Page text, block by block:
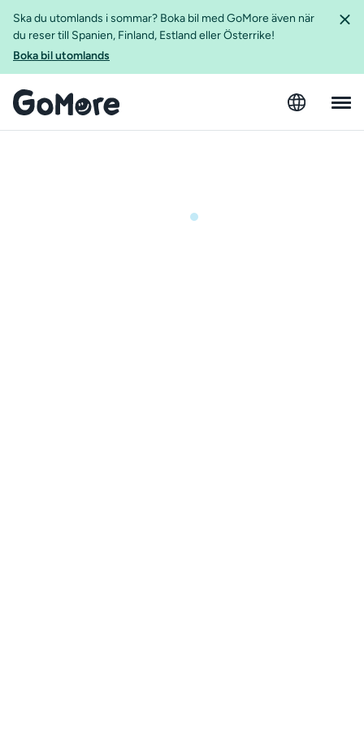
Ska du utomlands i sommar? Boka bil med GoMore även när
du reser till Spanien, Finland, Estland eller Österrike!
Boka bil utomlands